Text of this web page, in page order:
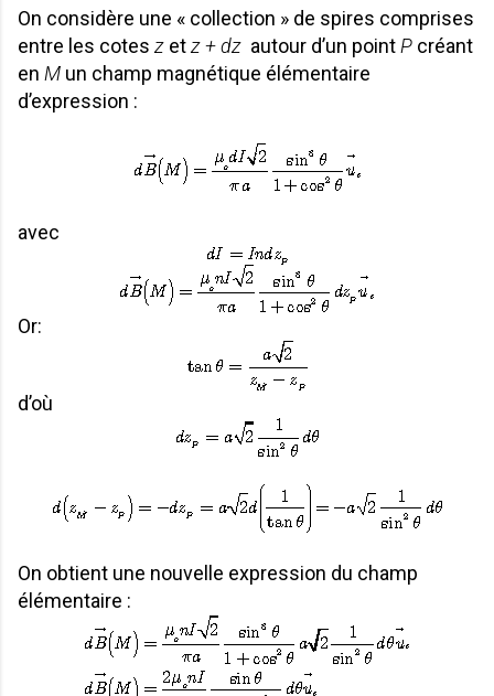
On considère une « collection » de spires comprises
entre les cotes z etz + dz autour d’un point P créant
en M un champ magnétique élémentaire
d’expression :
avec
Or:
d’où
On obtient une nouvelle expression du champ
élémentaire :